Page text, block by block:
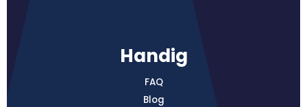
Handig
FAQ
Blog